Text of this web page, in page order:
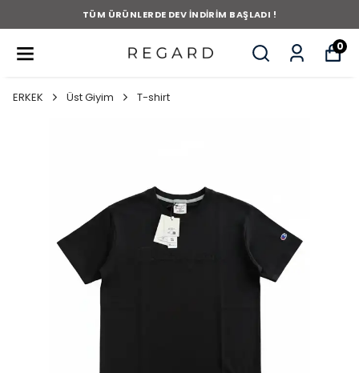
TÜM ÜRÜNLERDE DEV İNDİRİM BAŞLADI !
0
ERKEK Üst Giyim T-shirt